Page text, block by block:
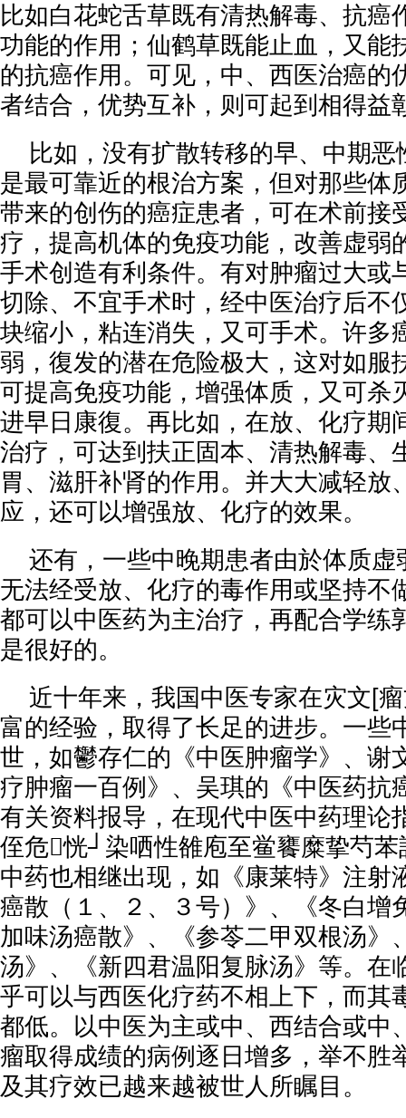
比如白花蛇舌草既有清热解毒、抗癌
功能的作用；仙鹤草既能止血，又能
的抗癌作用。可见，中、西医治癌的
者结合，优势互补，则可起到相得益
比如，没有扩散转移的早、中期恶
是最可靠近的根治方案，但对那些体
带来的创伤的癌症患者，可在术前接
疗，提高机体的免疫功能，改善虚弱
手术创造有利条件。有对肿瘤过大或
切除、不宜手术时，经中医治疗后不
块缩小，粘连消失，又可手术。许多
弱，復发的潜在危险极大，这对如服
可提高免疫功能，增强体质，又可杀
进早日康復。再比如，在放、化疗期
治疗，可达到扶正固本、清热解毒、
胃、滋肝补肾的作用。并大大减轻放
应，还可以增强放、化疗的效果。
还有，一些中晚期患者由於体质虚
无法经受放、化疗的毒作用或坚持不
都可以中医药为主治疗，再配合学练
是很好的。
近十年来，我国中医专家在灾文[
富的经验，取得了长足的进步。一些
世，如鬱存仁的《中医肿瘤学》、谢
疗肿瘤一百例》、吴琪的《中医药抗
有关资料报导，在现代中医中药理论
侄危恍┘染哂性雒庖至鲎饔糜挚芍
中药也相继出现，如《康莱特》注射
癌散（１、２、３号）》、《冬白增
加味汤癌散》、《参苓二甲双根汤》
汤》、《新四君温阳复脉汤》等。在
乎可以与西医化疗药不相上下，而其
都低。以中医为主或中、西结合或中
瘤取得成绩的病例逐日增多，举不胜
及其疗效已越来越被世人所瞩目。